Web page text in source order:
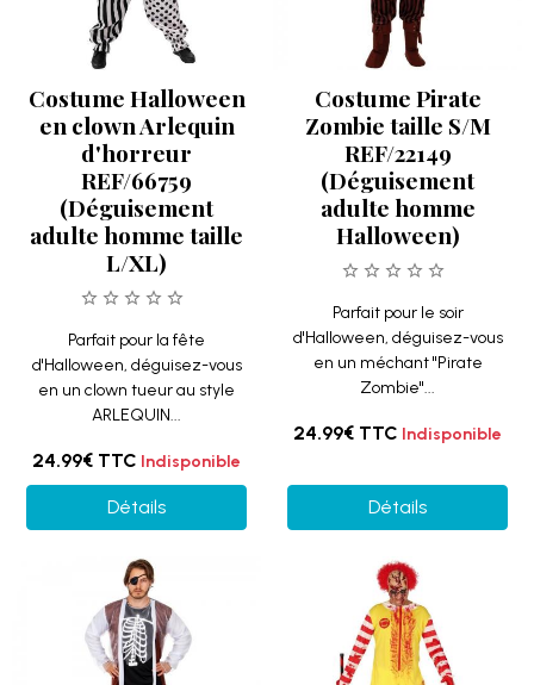
Costume Halloween
en clown Arlequin
d'horreur
REF/66759
(Déguisement
adulte homme taille
L/XL)
Parfait pour la fête
d'Halloween, déguisez-vous
en un clown tueur au style
ARLEQUIN...
24.99€ TTC Indisponible
Détails
Costume Pirate
Zombie taille S/M
REF/22149
(Déguisement
adulte homme
Halloween)
Parfait pour le soir
d'Halloween, déguisez-vous
en un méchant "Pirate
Zombie"...
24.99€ TTC Indisponible
Détails